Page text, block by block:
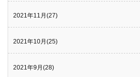
2021年11月(27)
2021年10月(25)
2021年9月(28)